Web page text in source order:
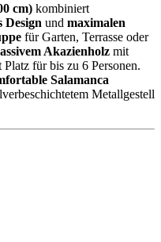
cm) kombiniert
Design und maximalen
für Garten, Terrasse oder
Akazienholz mit
Platz für bis zu 6 Personen.
Salamanca
Metallgestell